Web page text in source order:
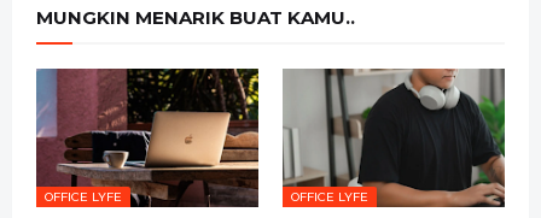
MUNGKIN MENARIK BUAT KAMU..
OFFICE LYFE OFFICE LYFE